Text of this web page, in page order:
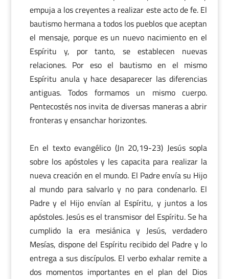
empuja a los creyentes a realizar este acto de fe. El
bautismo hermana a todos los pueblos que aceptan
el mensaje, porque es un nuevo nacimiento en el
Espíritu y, por tanto, se establecen nuevas
relaciones. Por eso el bautismo en el mismo
Espíritu anula y hace desaparecer las diferencias
antiguas. Todos formamos un mismo cuerpo.
Pentecostés nos invita de diversas maneras a abrir
fronteras y ensanchar horizontes.
En el texto evangélico (Jn 20,19-23) Jesús sopla
sobre los apóstoles y les capacita para realizar la
nueva creación en el mundo. El Padre envía su Hijo
al mundo para salvarlo y no para condenarlo. El
Padre y el Hijo envían al Espíritu, y juntos a los
apóstoles. Jesús es el transmisor del Espíritu. Se ha
cumplido la era mesiánica y Jesús, verdadero
Mesías, dispone del Espíritu recibido del Padre y lo
entrega a sus discípulos. El verbo exhalar remite a
dos momentos importantes en el plan del Dios